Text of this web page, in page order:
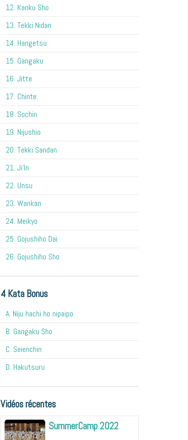
12. Kanku Sho
13. Tekki Nidan
14. Hangetsu
15. Gangaku
16. Jitte
17. Chinte
18. Sochin
19. Nijushio
20. Tekki Sandan
21. Ji'In
22. Unsu
23. Wankan
24. Meikyo
25. Gojushiho Dai
26. Gojushiho Sho
4 Kata Bonus
A. Niju hachi ho nipaipo
B. Gangaku Sho
C. Seienchin
D. Hakutsuru
Vidéos récentes
SummerCamp 2022